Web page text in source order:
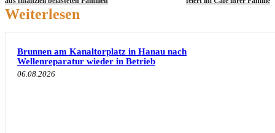
Weiterlesen
Brunnen am Kanaltorplatz in Hanau nach
Wellenreparatur wieder in Betrieb
06.08.2026